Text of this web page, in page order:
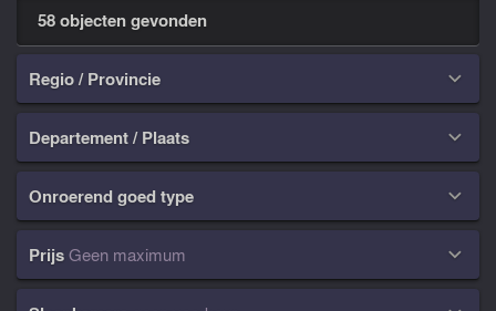
58 objecten gevonden
Regio / Provincie 
Departement / Plaats 
Onroerend goed type 
PrijsGeen maximum 